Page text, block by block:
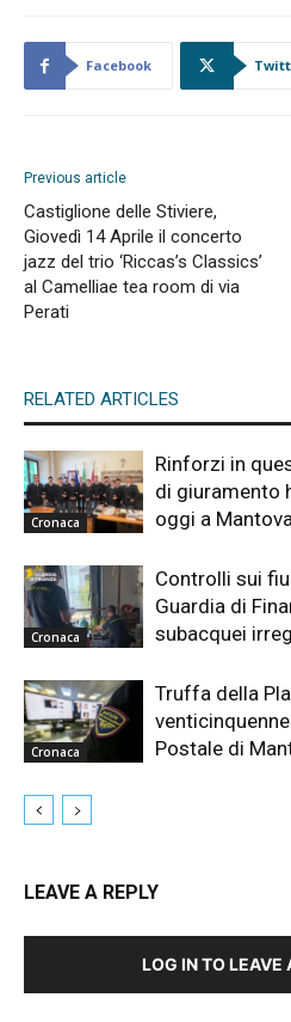
Facebook
Previous article
Castiglione delle Stiviere,
Giovedì 14 Aprile il concerto
jazz del trio ‘Riccas’s Classics’
al Camelliae tea room di via
Perati
RELATED ARTICLES
Cronaca
Rinforzi in
di giuramento
oggi a Mantova
Cronaca
Controlli sui
Guardia di
subacquei
Cronaca
Truffa della
Postale di
LEAVE A REPLY
LOG IN TO LEAVE